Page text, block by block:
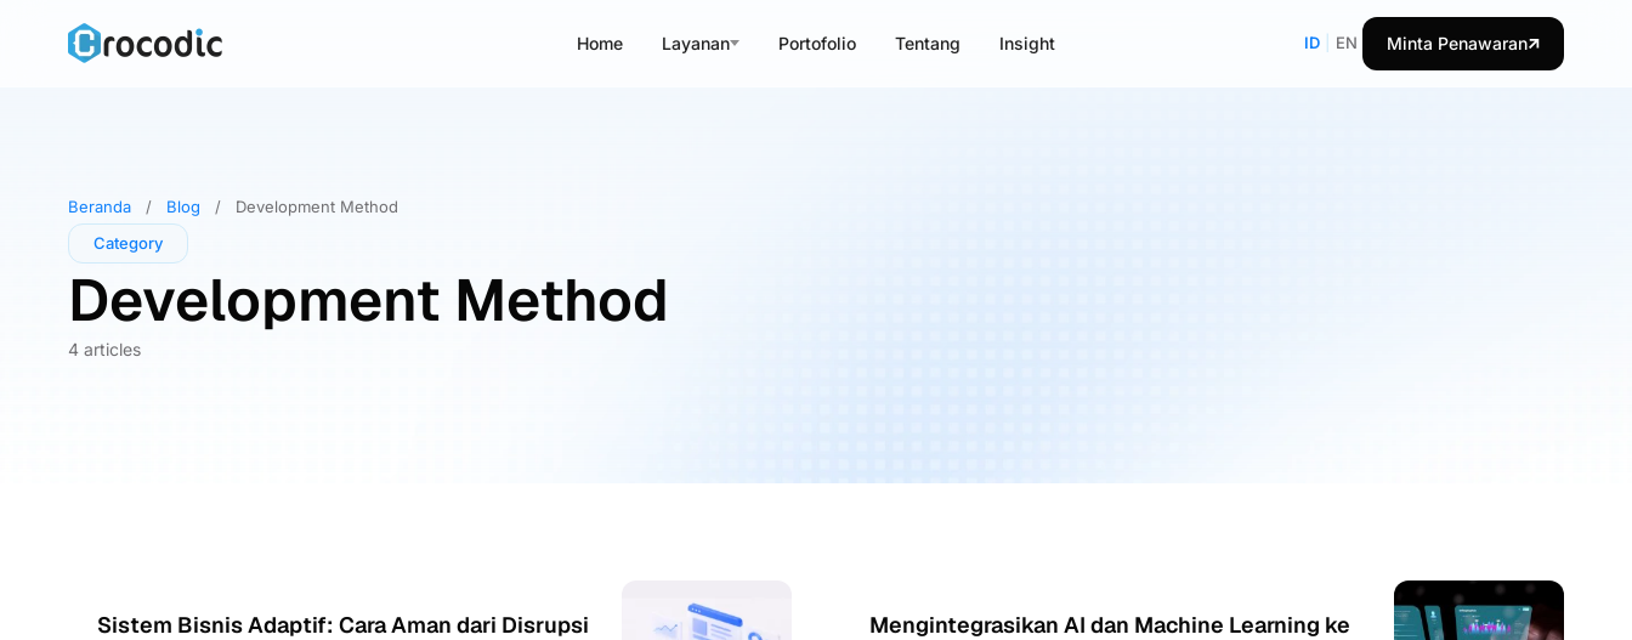
Home Layanan Portofolio Tentang Insight ID EN Minta Penawaran
Beranda / Blog /
Development Method
Category
Development Method
4 articles
Sistem Bisnis Adaptif: Cara Aman dari Disrupsi
Mengintegrasikan AI dan Machine Learning ke